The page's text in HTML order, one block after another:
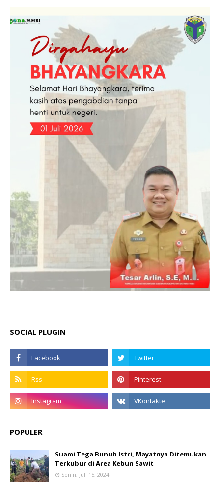
SOCIAL PLUGIN
POPULER
Suami Tega Bunuh Istri, Mayatnya Ditemukan
Terkubur di Area Kebun Sawit
Senin, Juli 15, 2024